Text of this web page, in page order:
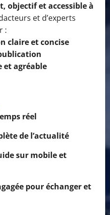
objectif et accessible à
et d’experts
:
claire et concise
et agréable
réel
de l’actualité
sur mobile et
pour échanger et